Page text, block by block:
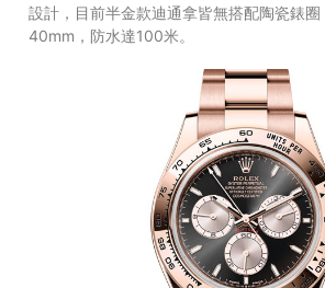
設計，目前半金款迪通拿皆無搭配陶瓷錶圈
40mm，防水達100米。